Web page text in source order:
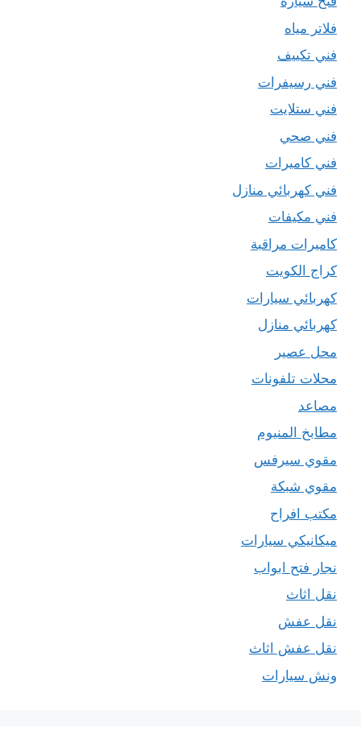
فلاتر مياه
فني تكييف
فني رسيفرات
فني ستلايت
فني صحي
فني كاميرات
فني كهربائي منازل
فني مكيفات
كاميرات مراقبة
كراج الكويت
كهربائي سيارات
كهربائي منازل
محل عصير
محلات تلفونات
مصاعد
مطابخ المنيوم
مقوي سيرفس
مقوي شبكة
مكتب افراح
ميكانيكي سيارات
نجار فتح ابواب
نقل اثاث
نقل عفش
نقل عفش اثاث
ونش سيارات